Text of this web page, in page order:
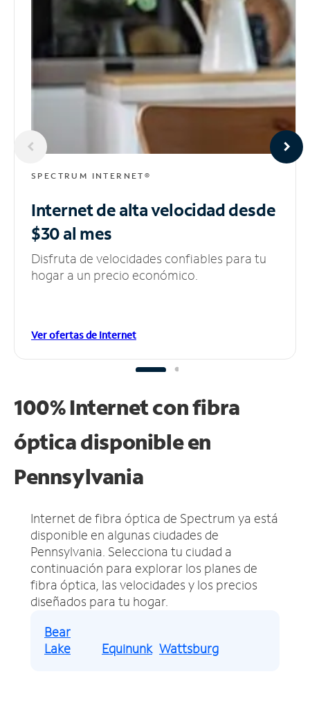
SPECTRUM INTERNET®
Internet de alta velocidaddesde
$30 al mes
Disfruta de velocidades confiables para tu
hogar a un precio económico.
Ver ofertas de Internet
100% Internet con fibra
óptica disponible en
Pennsylvania
Internet de fibra óptica de Spectrum ya está
disponible en algunas ciudades de
Pennsylvania. Selecciona tu ciudad a
continuación para explorar los planes de
fibra óptica, las velocidades y los precios
diseñados para tu hogar.
Bear
Lake
Equinunk Wattsburg